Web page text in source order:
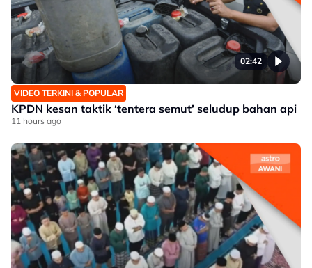
02:42
VIDEO TERKINI & POPULAR
KPDN kesan taktik ‘tentera semut’ seludup bahan api
11 hours ago